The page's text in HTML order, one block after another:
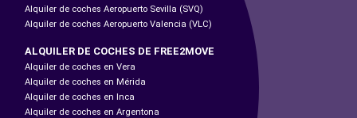
Alquiler de coches Aeropuerto Sevilla (SVQ)
Alquiler de coches Aeropuerto Valencia (VLC)
ALQUILER DE COCHES DE FREE2MOVE
Alquiler de coches en Vera
Alquiler de coches en Mérida
Alquiler de coches en Inca
Alquiler de coches en Argentona